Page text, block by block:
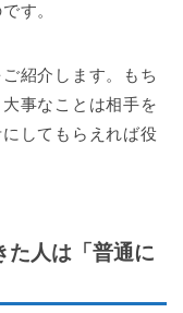
す。
紹介します。もち
事なことは相手を
してもらえれば役
た人は「普通に